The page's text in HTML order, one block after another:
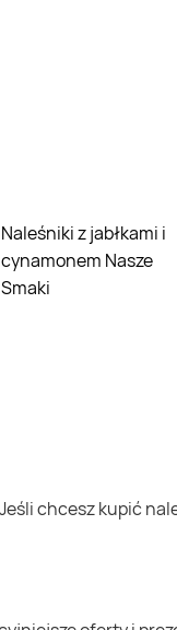
Naleśniki z jabłkami i
cynamonem Nasze
Smaki